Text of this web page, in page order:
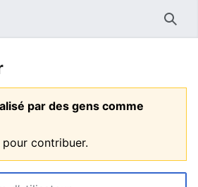
par des gens comme
contribuer.